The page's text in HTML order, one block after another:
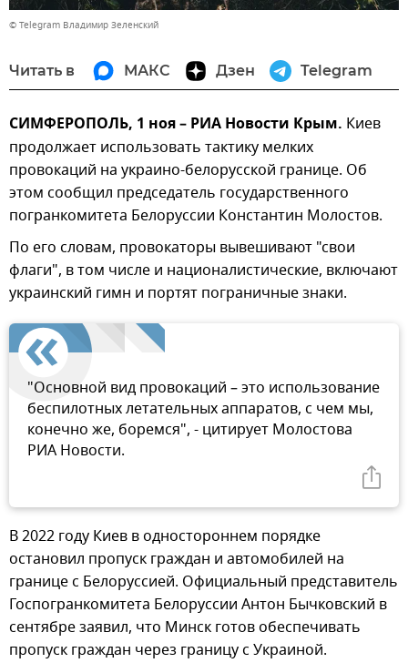
© Telegram Владимир Зеленский
Читать в МАКС Дзен Telegram
СИМФЕРОПОЛЬ, 1 ноя – РИА Новости Крым. Киев
продолжает использовать тактику мелких
провокаций на украино-белорусской границе. Об
этом сообщил председатель государственного
погранкомитета Белоруссии Константин Молостов.
По его словам, провокаторы вывешивают "свои
флаги", в том числе и националистические, включают
украинский гимн и портят пограничные знаки.
"Основной вид провокаций – это использование
беспилотных летательных аппаратов, с чем мы,
конечно же, боремся", - цитирует Молостова
РИА Новости.
В 2022 году Киев в одностороннем порядке
остановил пропуск граждан и автомобилей на
границе с Белоруссией. Официальный представитель
Госпогранкомитета Белоруссии Антон Бычковский в
сентябре заявил, что Минск готов обеспечивать
пропуск граждан через границу с Украиной.